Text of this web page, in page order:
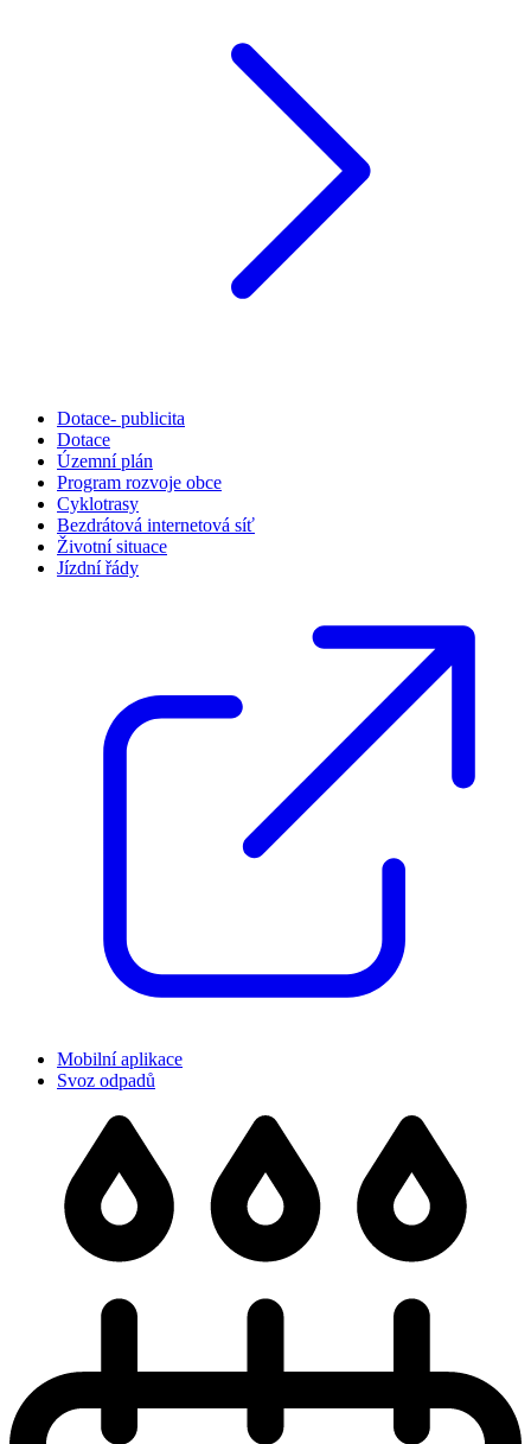
Dotace- publicita
Dotace
Územní plán
Program rozvoje obce
Cyklotrasy
Bezdrátová internetová síť
Životní situace
Jízdní řády
Mobilní aplikace
Svoz odpadů